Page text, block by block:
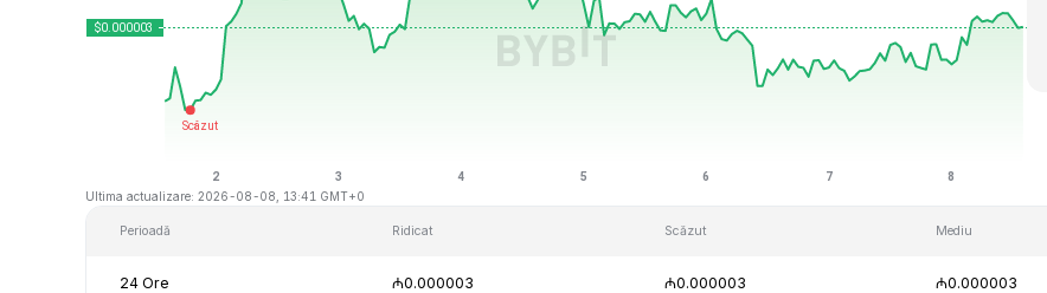
Ultima actualizare: 2026-08-08, 13:41 GMT+0
Perioadă Ridicat Scăzut Mediu
24 Ore ₼0.000003 ₼0.000003 ₼0.000003